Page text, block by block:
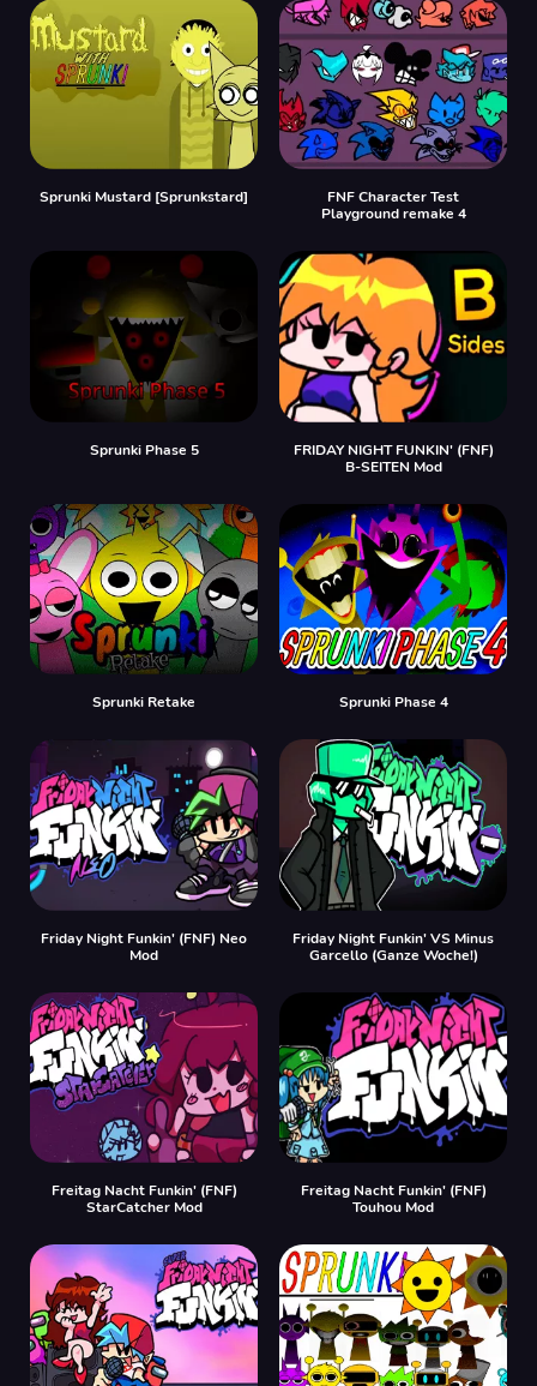
Sprunki Mustard [Sprunkstard]
FNF Character Test
Playground remake 4
Sprunki Phase 5
FRIDAY NIGHT FUNKIN' (FNF)
B-SEITEN Mod
Sprunki Retake Sprunki Phase 4
Friday Night Funkin' (FNF) Neo
Mod
Friday Night Funkin' VS Minus
Garcello (Ganze Woche!)
Freitag Nacht Funkin' (FNF)
StarCatcher Mod
Freitag Nacht Funkin' (FNF)
Touhou Mod